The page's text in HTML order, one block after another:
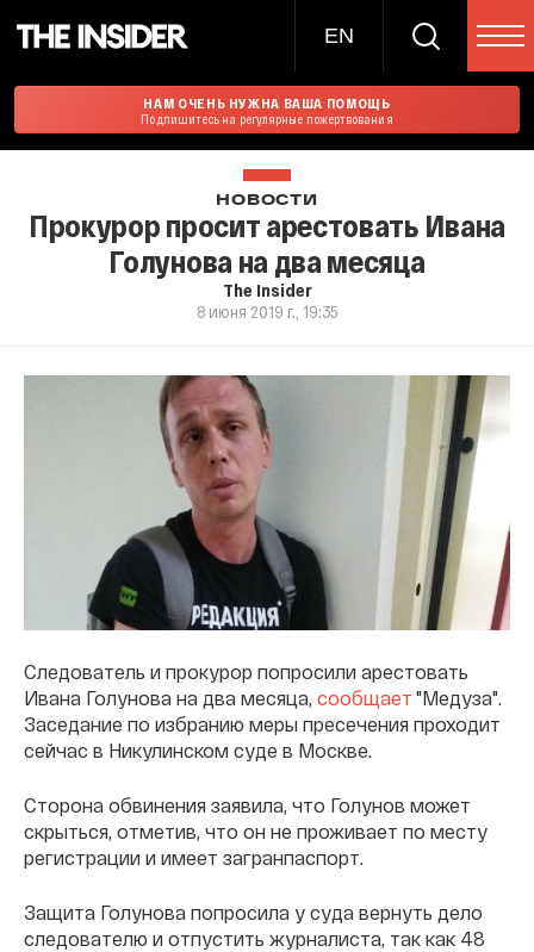
EN
НАМ ОЧЕНЬ НУЖНА ВАША ПОМОЩЬ
Подпишитесь на регулярные пожертвования
НОВОСТИ
Прокурор просит арестовать Ивана
Голунова на два месяца
The Insider
8 июня 2019 г., 19:35
Следователь и прокурор попросили арестовать
Ивана Голунова на два месяца, сообщает "Медуза".
Заседание по избранию меры пресечения проходит
сейчас в Никулинском суде в Москве.
Сторона обвинения заявила, что Голунов может
скрыться, отметив, что он не проживает по месту
регистрации и имеет загранпаспорт.
Защита Голунова попросила у суда вернуть дело
следователю и отпустить журналиста, так как 48